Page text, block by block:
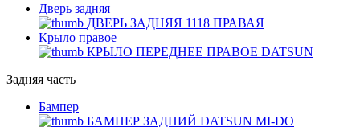
Дверь задняя
ДВЕРЬ ЗАДНЯЯ 1118 ПРАВАЯ
Крыло правое
КРЫЛО ПЕРЕДНЕЕ ПРАВОЕ DATSUN
Задняя часть
Бампер
БАМПЕР ЗАДНИЙ DATSUN MI-DO